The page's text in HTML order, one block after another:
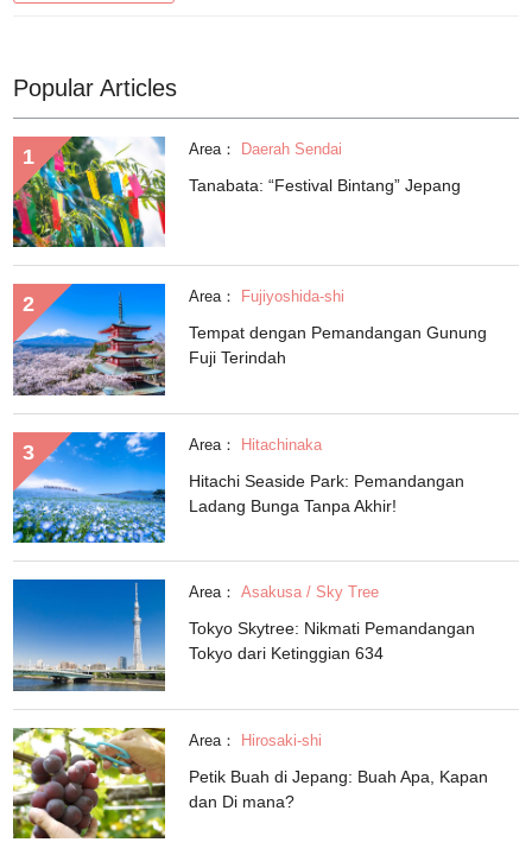
Popular Articles
Area： Daerah Sendai
Tanabata: “Festival Bintang” Jepang
Area： Fujiyoshida-shi
Tempat dengan Pemandangan Gunung
Fuji Terindah
Area： Hitachinaka
Hitachi Seaside Park: Pemandangan
Ladang Bunga Tanpa Akhir!
Area： Asakusa / Sky Tree
Tokyo Skytree: Nikmati Pemandangan
Tokyo dari Ketinggian 634
Area： Hirosaki-shi
Petik Buah di Jepang: Buah Apa, Kapan
dan Di mana?